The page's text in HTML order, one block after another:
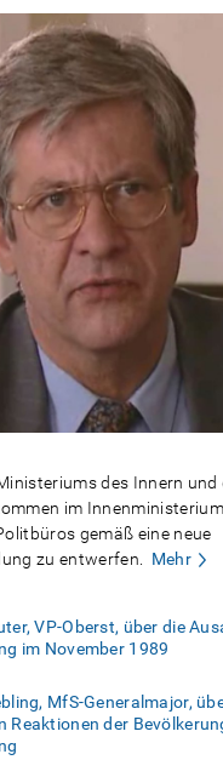
des Innern und
im
gemäß eine neue
zu entwerfen.
Mehr
VP-Oberst, über die
im November 1989
MfS-Generalmajor,
Reaktionen der